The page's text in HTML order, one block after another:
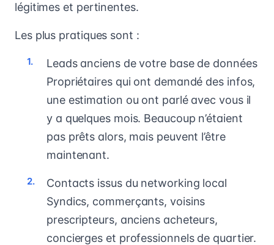
légitimes et pertinentes.
Les plus pratiques sont :
Leads anciens de votre base de données
Propriétaires qui ont demandé des infos,
une estimation ou ont parlé avec vous il
y a quelques mois. Beaucoup n’étaient
pas prêts alors, mais peuvent l’être
maintenant.
Contacts issus du networking local
Syndics, commerçants, voisins
prescripteurs, anciens acheteurs,
concierges et professionnels de quartier.